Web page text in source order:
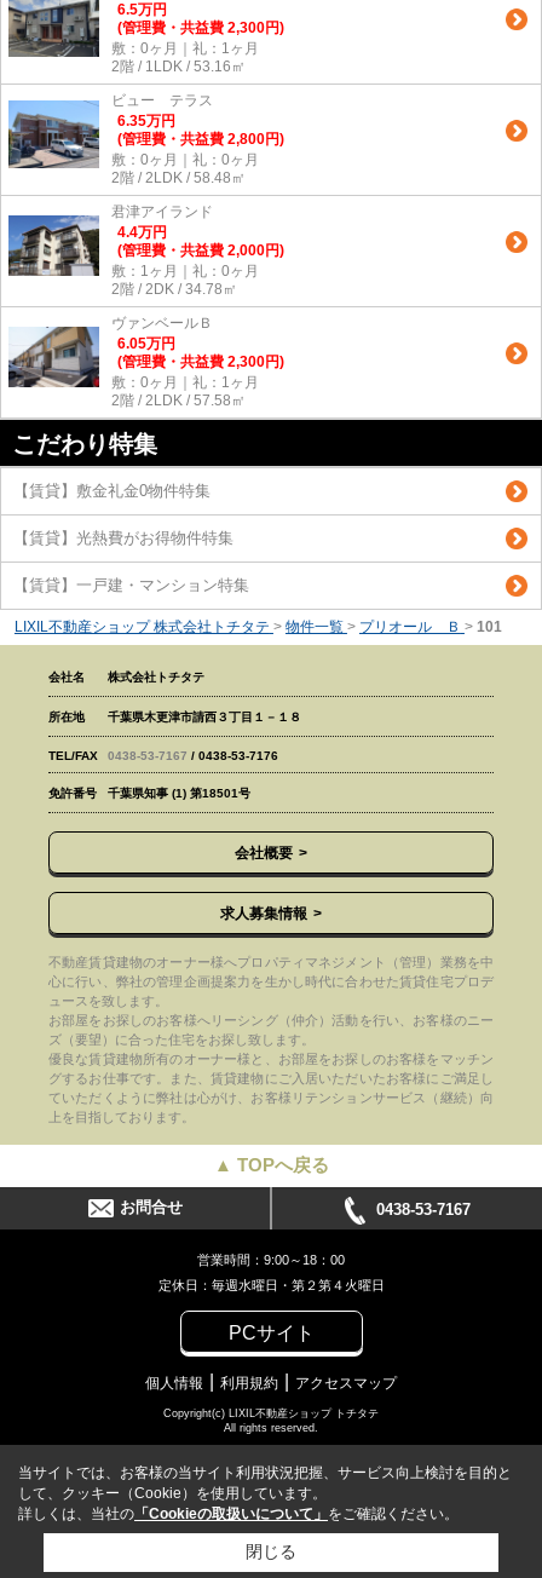
6.5万円
(管理費・共益費 2,300円)
敷：0ヶ月｜礼：1ヶ月
2階 / 1LDK / 53.16㎡
ビュー テラス
6.35万円
(管理費・共益費 2,800円)
敷：0ヶ月｜礼：0ヶ月
2階 / 2LDK / 58.48㎡
君津アイランド
4.4万円
(管理費・共益費 2,000円)
敷：1ヶ月｜礼：0ヶ月
2階 / 2DK / 34.78㎡
ヴァンベールＢ
6.05万円
(管理費・共益費 2,300円)
敷：0ヶ月｜礼：1ヶ月
2階 / 2LDK / 57.58㎡
こだわり特集
【賃貸】敷金礼金0物件特集
【賃貸】光熱費がお得物件特集
【賃貸】一戸建・マンション特集
LIXIL不動産ショップ 株式会社トチタテ > 物件一覧 > プリオール Ｂ > 101
会社名 株式会社トチタテ
所在地 千葉県木更津市請西３丁目１－１８
TEL/FAX 0438-53-7167 / 0438-53-7176
免許番号 千葉県知事 (1) 第18501号
会社概要
求人募集情報
不動産賃貸建物のオーナー様へプロパティマネジメント（管理）業務を中
心に行い、弊社の管理企画提案力を生かし時代に合わせた賃貸住宅プロデ
ュースを致します。
お部屋をお探しのお客様へリーシング（仲介）活動を行い、お客様のニー
ズ（要望）に合った住宅をお探し致します。
優良な賃貸建物所有のオーナー様と、お部屋をお探しのお客様をマッチン
グするお仕事です。また、賃貸建物にご入居いただいたお客様にご満足し
ていただくように弊社は心がけ、お客様リテンションサービス（継続）向
上を目指しております。
▲ TOPへ戻る
お問合せ 0438-53-7167
営業時間：9:00～18：00
定休日：毎週水曜日・第２第４火曜日
PCサイト
個人情報 利用規約 アクセスマップ
Copyright(c) LIXIL不動産ショップ トチタテ
All rights reserved.
当サイトでは、お客様の当サイト利用状況把握、サービス向上検討を目的と
して、クッキー（Cookie）を使用しています。
詳しくは、当社の 「Cookieの取扱いについて」 をご確認ください。
閉じる